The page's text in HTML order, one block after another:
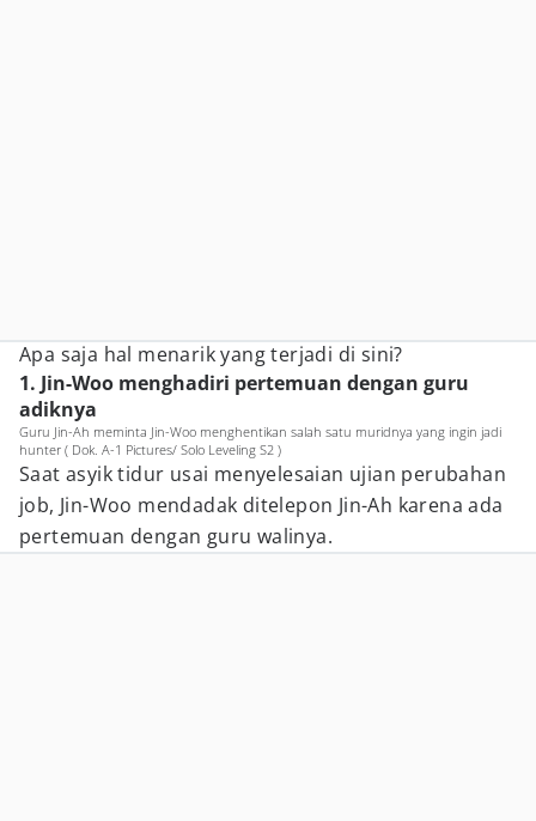
Apa saja hal menarik yang terjadi di sini?
1. Jin-Woo menghadiri pertemuan dengan guru
adiknya
Guru Jin-Ah meminta Jin-Woo menghentikan salah satu muridnya yang ingin jadi
hunter ( Dok. A-1 Pictures/ Solo Leveling S2 )
Saat asyik tidur usai menyelesaian ujian perubahan
job, Jin-Woo mendadak ditelepon Jin-Ah karena ada
pertemuan dengan guru walinya.